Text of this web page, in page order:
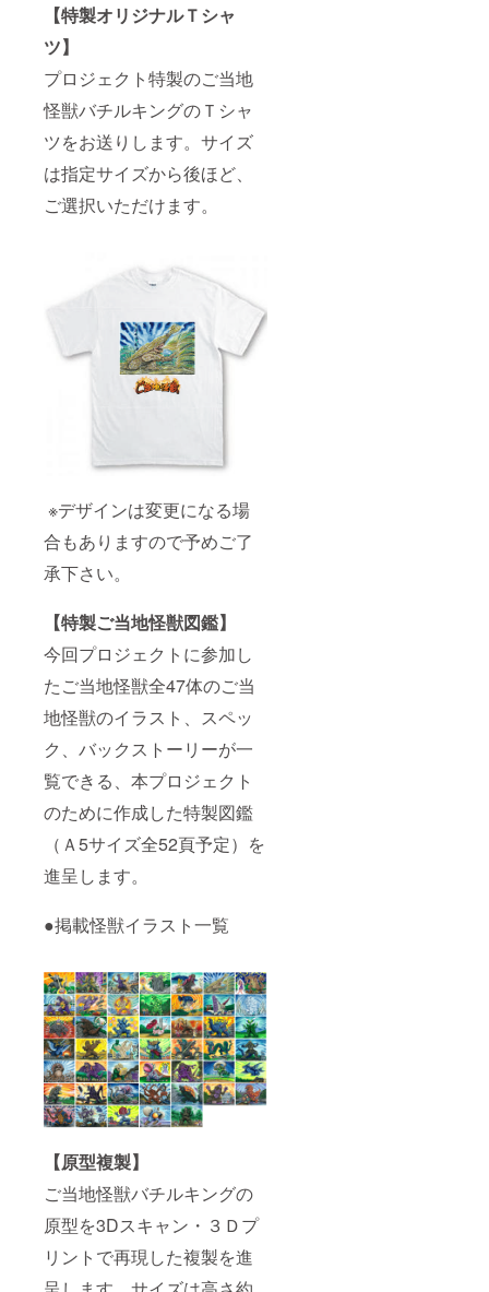
【特製オリジナルＴシャ
ツ】
プロジェクト特製のご当地
怪獣バチルキングのＴシャ
ツをお送りします。サイズ
は指定サイズから後ほど、
ご選択いただけます。
※デザインは変更になる場
合もありますので予めご了
承下さい。
【特製ご当地怪獣図鑑】
今回プロジェクトに参加し
たご当地怪獣全47体のご当
地怪獣のイラスト、スペッ
ク、バックストーリーが一
覧できる、本プロジェクト
のために作成した特製図鑑
（Ａ5サイズ全52頁予定）を
進呈します。
●掲載怪獣イラスト一覧
【原型複製】
ご当地怪獣バチルキングの
原型を3Dスキャン・３Ｄプ
リントで再現した複製を進